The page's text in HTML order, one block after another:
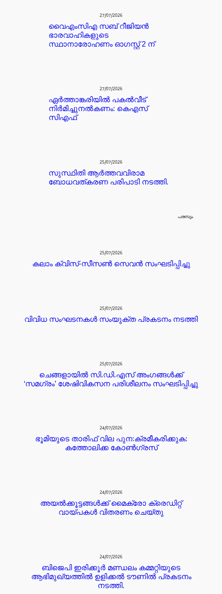
27/07/2026
വൈഎംസിഎ സബ് റീജിയൻ
ഭാരവാഹികളുടെ
സ്ഥാനാരോഹണം ഓഗസ്റ്റ് 2 ന്
27/07/2026
ഏർത്താങ്കരിയിൽ പകൽവീട്
നിർമിച്ചുനൽകണം: കെഎസ്
സിഎഫ്
25/07/2026
സുസ്ഥിതി ആർത്തവവിരാമ
ബോധവത്കരണ പരിപാടി നടത്തി.
പരസ്യം
25/07/2026
കലാം ക്വിസ്-സീസൺ സെവൻ സംഘടിപ്പിച്ചു
25/07/2026
വിവിധ സംഘടനകൾ സംയുക്ത പ്രകടനം നടത്തി
25/07/2026
ചെങ്ങളായിൽ സി.ഡി.എസ് അംഗങ്ങൾക്ക്
‘സമഗ്രം’ ശേഷിവികസന പരിശീലനം സംഘടിപ്പിച്ചു
24/07/2026
ഭൂമിയുടെ താരിഫ് വില പുന:ക്രമീകരിക്കുക:
കത്തോലിക്ക കോൺഗ്രസ്
24/07/2026
അയൽക്കൂട്ടങ്ങൾക്ക് മൈക്രോ ക്രെഡിറ്റ്‌
വായ്പകൾ വിതരണം ചെയ്തു
24/07/2026
ബിജെപി ഇരിക്കൂർ മണ്ഡലം കമ്മറ്റിയുടെ
ആഭിമുഖ്യത്തിൽ ഉളിക്കൽ ടൗണിൽ പ്രകടനം
നടത്തി.